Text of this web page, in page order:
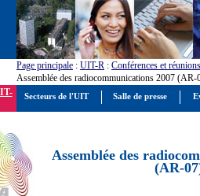
Page principale : UIT-R : Conférences et réunions
Assemblée des radiocommunications 2007 (AR-
Assemblée des
(AR-
Secteurs de l'UIT Salle de presse